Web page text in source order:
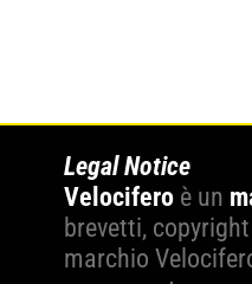
Legal Notice
Velocifero è un
brevetti,
marchio